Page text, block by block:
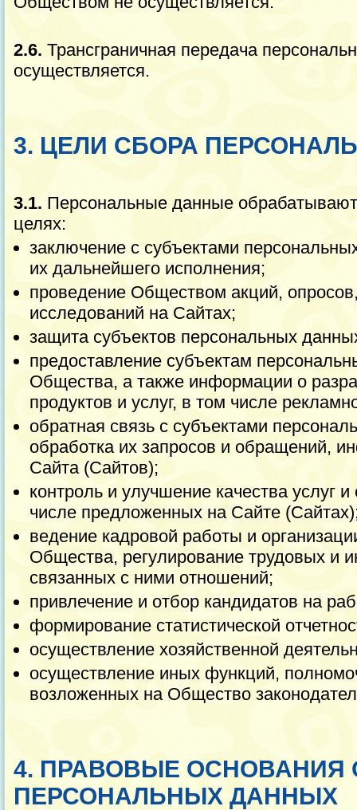
2.6. Трансграничная передача
осуществляется.
3. ЦЕЛИ СБОРА
3.1. Персональные данные
целях:
заключение с субъектами
их дальнейшего исполнения;
проведение Обществом акций,
исследований на Сайтах;
защита субъектов персональных
предоставление субъектам
Общества, а также информации о
продуктов и услуг, в том числе
обратная связь с субъектами
обработка их запросов и обращений,
Сайта (Сайтов);
контроль и улучшение качества услуг
числе предложенных на Сайте
ведение кадровой работы и
Общества, регулирование трудовых и
связанных с ними отношений;
привлечение и отбор кандидатов на
формирование статистической
осуществление хозяйственной
осуществление иных функций,
возложенных на Общество
4. ПРАВОВЫЕ ОСНОВАНИЯ
ПЕРСОНАЛЬНЫХ ДАННЫХ